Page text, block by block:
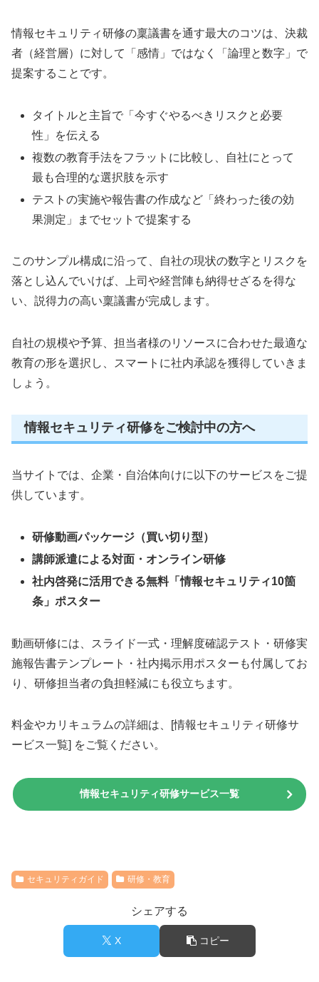
情報セキュリティ研修の稟議書を通す最大のコツは、決裁
者（経営層）に対して「感情」ではなく「論理と数字」で
提案することです。
タイトルと主旨で「今すぐやるべきリスクと必要
性」を伝える
複数の教育手法をフラットに比較し、自社にとって
最も合理的な選択肢を示す
テストの実施や報告書の作成など「終わった後の効
果測定」までセットで提案する
このサンプル構成に沿って、自社の現状の数字とリスクを
落とし込んでいけば、上司や経営陣も納得せざるを得な
い、説得力の高い稟議書が完成します。
自社の規模や予算、担当者様のリソースに合わせた最適な
教育の形を選択し、スマートに社内承認を獲得していきま
しょう。
情報セキュリティ研修をご検討中の方へ
当サイトでは、企業・自治体向けに以下のサービスをご提
供しています。
研修動画パッケージ（買い切り型）
講師派遣による対面・オンライン研修
社内啓発に活用できる無料「情報セキュリティ10箇
条」ポスター
動画研修には、スライド一式・理解度確認テスト・研修実
施報告書テンプレート・社内掲示用ポスターも付属してお
り、研修担当者の負担軽減にも役立ちます。
料金やカリキュラムの詳細は、[情報セキュリティ研修サ
ービス一覧] をご覧ください。
情報セキュリティ研修サービス一覧
セキュリティガイド 研修・教育
シェアする
X コピー